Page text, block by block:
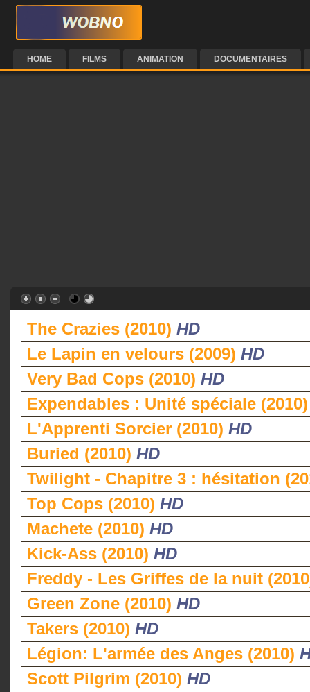
HOME FILMS ANIMATION DOCUMENTAIRES
The Crazies (2010) HD
Le Lapin en velours (2009) HD
Very Bad Cops (2010) HD
Expendables : Unité spéciale
L'Apprenti Sorcier (2010) HD
Buried (2010) HD
Twilight - Chapitre 3 : hésitation
Top Cops (2010) HD
Machete (2010) HD
Kick-Ass (2010) HD
Freddy - Les Griffes de la nuit
Green Zone (2010) HD
Takers (2010) HD
Légion: L'armée des Anges (2010)
Scott Pilgrim (2010) HD